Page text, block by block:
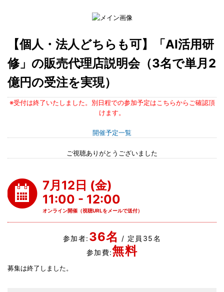
【個人・法人どちらも可】「AI活用研
修」の販売代理店説明会（3名で単月2
億円の受注を実現）
※受付は終了いたしました。別日程での参加予定はこちらからご確認頂
けます。
開催予定一覧
ご視聴ありがとうございました
7月12日 (金)
11:00 - 12:00
オンライン開催（視聴URLをメールで送付）
参加者: 36名
/ 定員35名
参加費:無料
募集は終了しました。